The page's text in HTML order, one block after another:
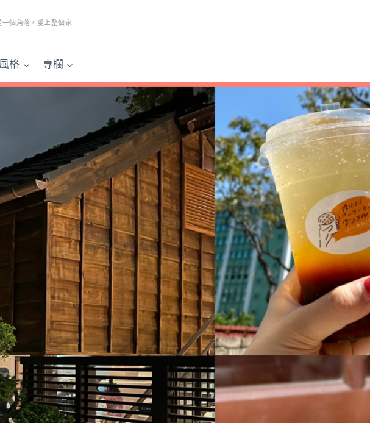
一個角落，愛上整個家
風格 專欄